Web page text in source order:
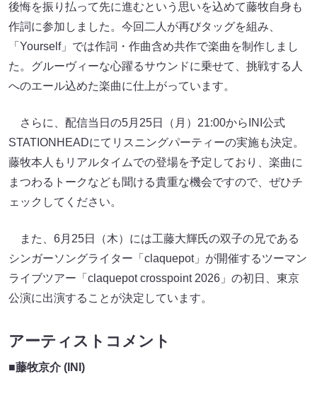
後悔を振り払って先に進むという思いを込めて藤牧自身も
作詞に参加しました。今回二人が再びタッグを組み、
「Yourself」では作詞・作曲含め共作で楽曲を制作しまし
た。グルーヴィーな心躍るサウンドに乗せて、挑戦する人
へのエール込めた楽曲に仕上がっています。
さらに、配信当日の5月25日（月）21:00からINI公式
STATIONHEADにてリスニングパーティーの実施も決定。
藤牧本人もリアルタイムでの登場を予定しており、楽曲に
まつわるトークなども聞ける貴重な機会ですので、ぜひチ
ェックしてください。
また、6月25日（木）には工藤大輝氏の双子の兄である
シンガーソングライター「claquepot」が開催するツーマン
ライブツアー「claquepot crosspoint 2026」の初日、東京
公演に出演することが決定しています。
アーティストコメント
■藤牧京介 (INI)